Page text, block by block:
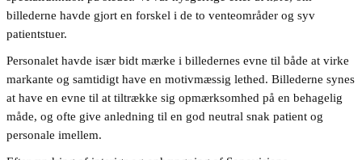
billederne havde gjort en forskel i de to venteområder og syv
patientstuer.
Personalet havde især bidt mærke i billedernes evne til både at virke
markante og samtidigt have en motivmæssig lethed. Billederne synes
at have en evne til at tiltrække sig opmærksomhed på en behagelig
måde, og ofte give anledning til en god neutral snak patient og
personale imellem.